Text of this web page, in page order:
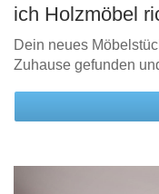
ich Holzmöbel
Dein neues
Zuhause gefunden